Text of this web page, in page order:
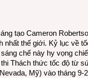
tạo Cameron
nhất thế giới. Kỷ lục về
chế này hy vọng
Thách thức tốc độ từ
Mỹ) vào tháng 9-